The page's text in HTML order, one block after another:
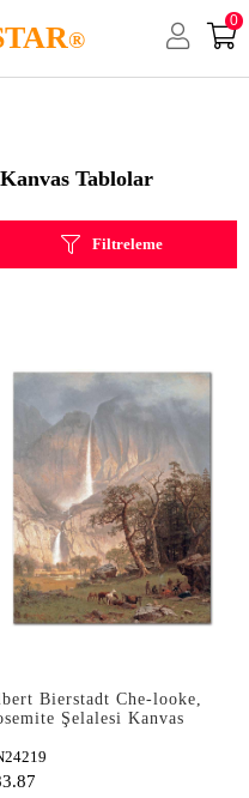
®
0
Tablolar
Filtreleme
Bierstadt Che-looke,
Şelalesi Kanvas